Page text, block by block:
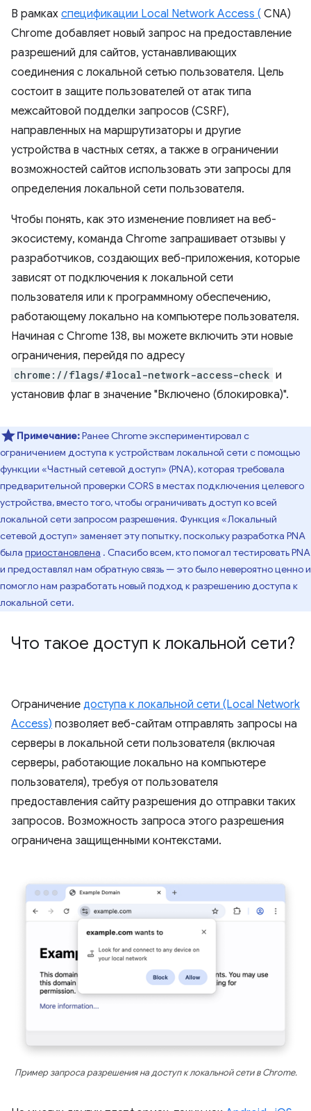
В рамках спецификации Local Network Access ( CNA)
Chrome добавляет новый запрос на предоставление
разрешений для сайтов, устанавливающих
соединения с локальной сетью пользователя. Цель
состоит в защите пользователей от атак типа
межсайтовой подделки запросов (CSRF),
направленных на маршрутизаторы и другие
устройства в частных сетях, а также в ограничении
возможностей сайтов использовать эти запросы для
определения локальной сети пользователя.
Чтобы понять, как это изменение повлияет на веб-
экосистему, команда Chrome запрашивает отзывы у
разработчиков, создающих веб-приложения, которые
зависят от подключения к локальной сети
пользователя или к программному обеспечению,
работающему локально на компьютере пользователя.
Начиная с Chrome 138, вы можете включить эти новые
ограничения, перейдя по адресу
chrome://flags/#local-network-access-check и
установив флаг в значение "Включено (блокировка)".
Примечание:Ранее Chrome экспериментировал с
ограничением доступа к устройствам локальной сети с помощью
функции «Частный сетевой доступ» (PNA), которая требовала
предварительной проверки CORS в местах подключения целевого
устройства, вместо того, чтобы ограничивать доступ ко всей
локальной сети запросом разрешения. Функция «Локальный
сетевой доступ» заменяет эту попытку, поскольку разработка PNA
была приостановлена . Спасибо всем, кто помогал тестировать PNA
и предоставлял нам обратную связь — это было невероятно ценно и
помогло нам разработать новый подход к разрешению доступа к
локальной сети.
Что такое доступ к локальной сети?
Ограничение доступа к локальной сети (Local Network
Access) позволяет веб-сайтам отправлять запросы на
серверы в локальной сети пользователя (включая
серверы, работающие локально на компьютере
пользователя), требуя от пользователя
предоставления сайту разрешения до отправки таких
запросов. Возможность запроса этого разрешения
ограничена защищенными контекстами.
Пример запроса разрешения на доступ к локальной сети в Chrome.